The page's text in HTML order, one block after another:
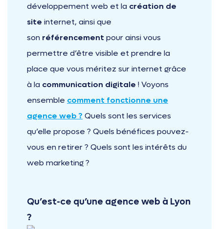
développement web et la création de
site internet, ainsi que
son référencement pour ainsi vous
permettre d’être visible et prendre la
place que vous méritez sur internet grâce
à la communication digitale ! Voyons
ensemble comment fonctionne une
agence web ? Quels sont les services
qu’elle propose ? Quels bénéfices pouvez-
vous en retirer ? Quels sont les intérêts du
web marketing ?
Qu’est-ce qu’une agence web à Lyon
?